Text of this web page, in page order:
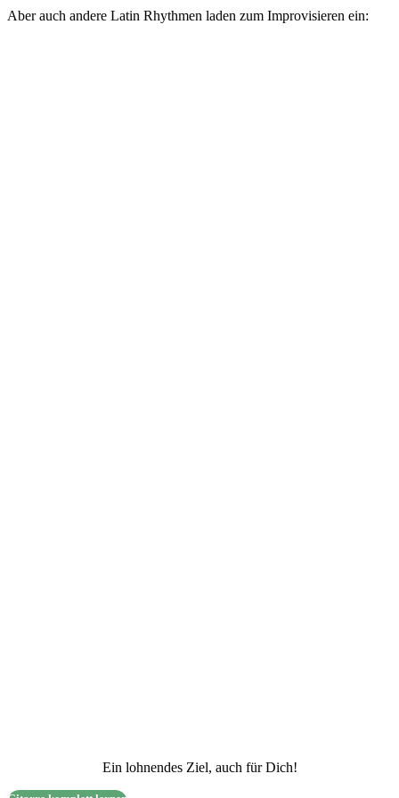
Aber auch andere Latin Rhythmen laden zum Improvisieren ein:
Ein lohnendes Ziel, auch für Dich!